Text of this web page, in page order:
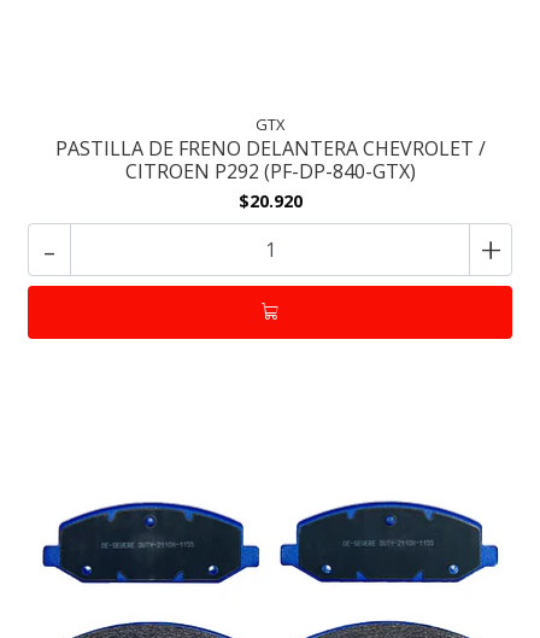
GTX
PASTILLA DE FRENO DELANTERA CHEVROLET /
CITROEN P292 (PF-DP-840-GTX)
$20.920
- +